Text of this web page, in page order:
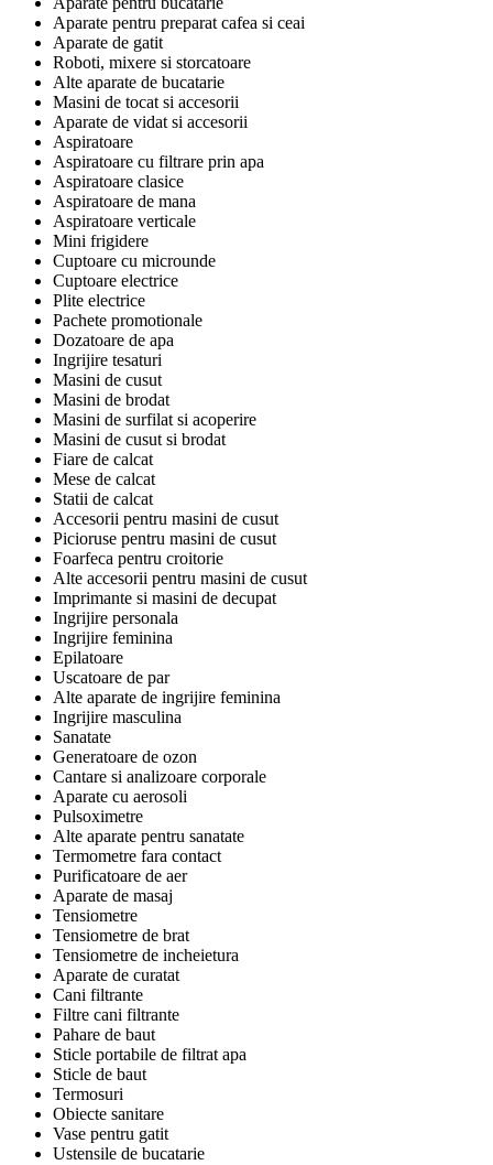
Aparate pentru preparat cafea si ceai
Aparate de gatit
Roboti, mixere si storcatoare
Alte aparate de bucatarie
Masini de tocat si accesorii
Aparate de vidat si accesorii
Aspiratoare
Aspiratoare cu filtrare prin apa
Aspiratoare clasice
Aspiratoare de mana
Aspiratoare verticale
Mini frigidere
Cuptoare cu microunde
Cuptoare electrice
Plite electrice
Pachete promotionale
Dozatoare de apa
Ingrijire tesaturi
Masini de cusut
Masini de brodat
Masini de surfilat si acoperire
Masini de cusut si brodat
Fiare de calcat
Mese de calcat
Statii de calcat
Accesorii pentru masini de cusut
Picioruse pentru masini de cusut
Foarfeca pentru croitorie
Alte accesorii pentru masini de cusut
Imprimante si masini de decupat
Ingrijire personala
Ingrijire feminina
Epilatoare
Uscatoare de par
Alte aparate de ingrijire feminina
Ingrijire masculina
Sanatate
Generatoare de ozon
Cantare si analizoare corporale
Aparate cu aerosoli
Pulsoximetre
Alte aparate pentru sanatate
Termometre fara contact
Purificatoare de aer
Aparate de masaj
Tensiometre
Tensiometre de brat
Tensiometre de incheietura
Aparate de curatat
Cani filtrante
Filtre cani filtrante
Pahare de baut
Sticle portabile de filtrat apa
Sticle de baut
Termosuri
Obiecte sanitare
Vase pentru gatit
Ustensile de bucatarie